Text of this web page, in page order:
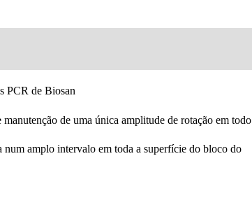
PCR de Biosan
de uma única amplitude de rotação em todo
num amplo intervalo em toda a superfície do bloco do